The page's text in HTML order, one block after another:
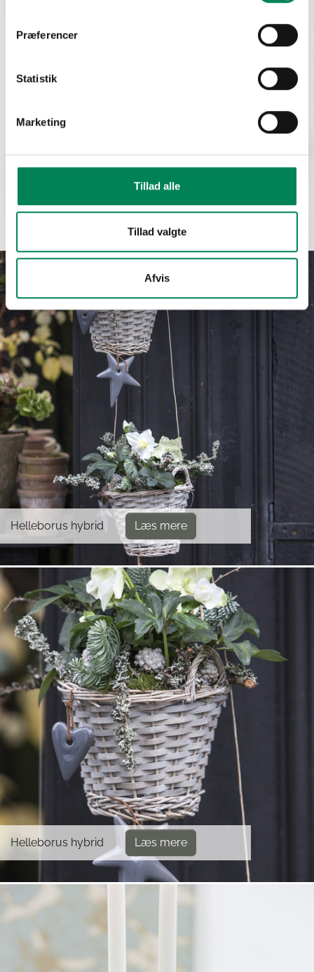
Præferencer
Statistik
Marketing
Tillad alle
Tillad valgte
Afvis
columbiana
Læs mere
Helleborus hybrid Læs mere
Helleborus hybrid Læs mere